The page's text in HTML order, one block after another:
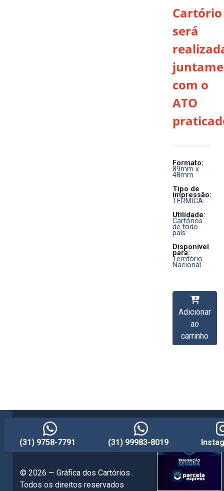
Cartório
será
com o
ATO
Formato:
89mm x
48mm
Tipo de
impressão:
TERMICA
Utilidade:
Cartórios
de todo
país
Disponível
para:
Território
Nacional
Adicionar
ao
carrinho
(31) 9758-7791 (31) 99983-8019
© 2026 — Gráfica dos Cartórios .
Todos os direitos reservados